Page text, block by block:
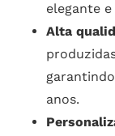
elegante
Alta
anos.